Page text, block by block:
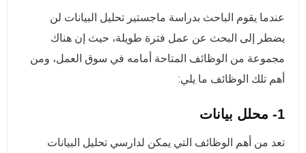
عندما يقوم الباحث بدراسة ماجستير تحليل البيانات لن
يضطر إلى البحث عن عمل فترة طويلة، حيث إن هناك
مجموعة من الوظائف المتاحة أمامه في سوق العمل، ومن
أهم تلك الوظائف ما يلي:
1- محلل بيانات
تعد من أهم الوظائف التي يمكن لدارسي تحليل البيانات